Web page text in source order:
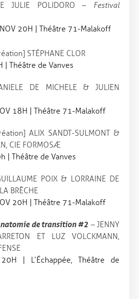
JULIE POLIDORO – Festival
20H | Théâtre 71-Malakoff
STÉPHANE CLOR
| Théâtre de Vanves
DE MICHELE & JULIEN
18H | Théâtre 71-Malakoff
ALIX SANDT-SULMONT &
CIE FORMOSÆ
| Théâtre de Vanves
POIX & LORRAINE DE
BRÊCHE
20H | Théâtre 71-Malakoff
de transition #2 – JENNY
ET LUZ VOLCKMANN,
20H | L’Échappée, Théâtre de